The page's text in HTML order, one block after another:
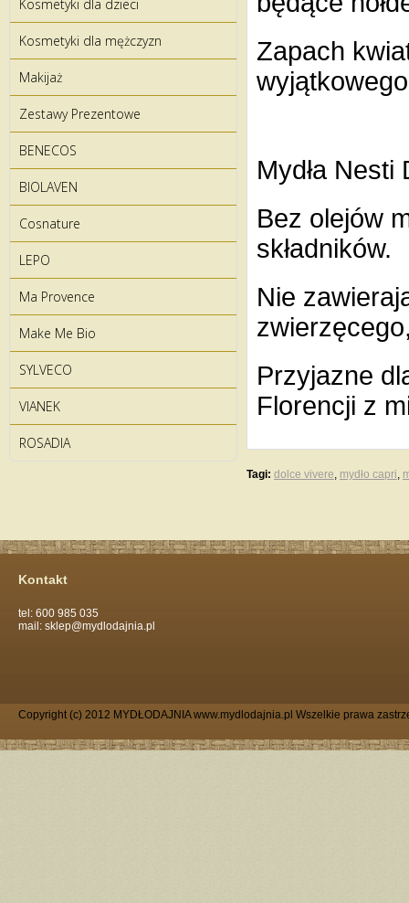
Kosmetyki dla dzieci
Kosmetyki dla mężczyzn
Makijaż
Zestawy Prezentowe
BENECOS
BIOLAVEN
Cosnature
LEPO
Ma Provence
Make Me Bio
SYLVECO
VIANEK
ROSADIA
Zapach
Mydła
Bez olejów
składników.
Nie
Przyjazne
Florencji z
Tagi: dolce vivere, mydło capri,
Kontakt
tel: 600 985 035
mail: sklep@mydlodajnia.pl
Copyright (c) 2012 MYDŁODAJNIA www.mydlodajnia.pl Wszelkie prawa